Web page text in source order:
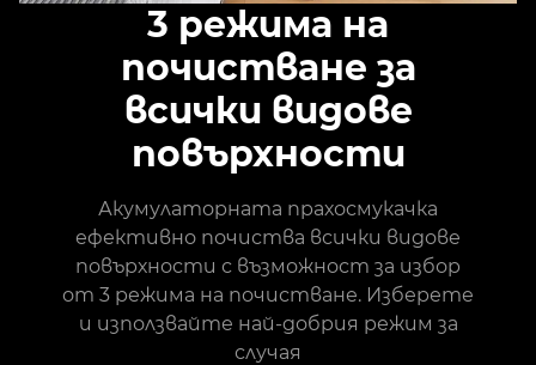
3 режима на
почистване за
всички видове
повърхности
Акумулаторната прахосмукачка
ефективно почиства всички видове
повърхности с възможност за избор
от 3 режима на почистване. Изберете
и използвайте най-добрия режим за
случая